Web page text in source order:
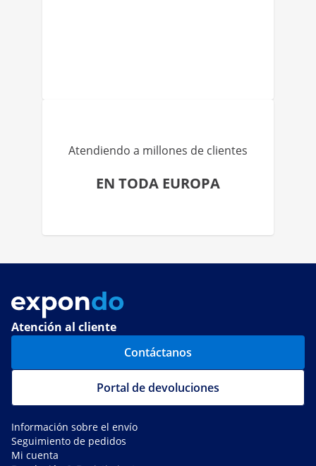
Atendiendo a millones de clientes
EN TODA EUROPA
Atención al cliente
Contáctanos
Portal de devoluciones
Información sobre el envío
Seguimiento de pedidos
Mi cuenta